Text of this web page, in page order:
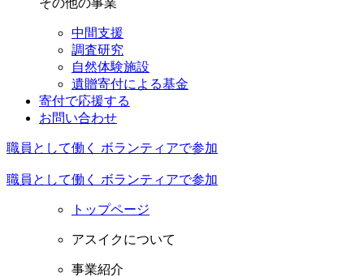
その他の事業
中間支援
調査研究
自然体験施設
遺贈寄付による基金
寄付で応援する
お問い合わせ
職員として働く ボランティアで参加
職員として働く ボランティアで参加
トップページ
アスイクについて
事業紹介